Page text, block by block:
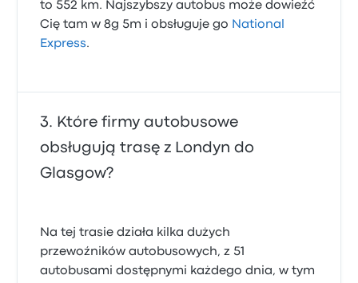
to 552 km. Najszybszy autobus może dowieźć
Cię tam w 8g 5m i obsługuje go National
Express.
Które firmy autobusowe
obsługują trasę z Londyn do
Glasgow?
Na tej trasie działa kilka dużych
przewoźników autobusowych, z 51
autobusami dostępnymi każdego dnia, w tym